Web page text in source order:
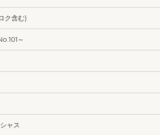
ク含む)
～
ャス